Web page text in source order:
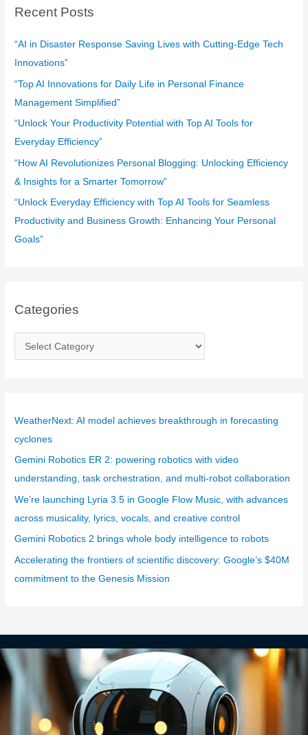
c
f
o
r
:
Recent Posts
“AI in Disaster Response Saving Lives with Cutting-Edge Tech
Innovations”
“Top AI Innovations for Daily Life in Personal Finance
Management Simplified”
“Unlock Your Productivity Potential with Top AI Tools for
Everyday Efficiency”
“How AI Revolutionizes Personal Blogging: Unlocking Efficiency
& Insights for a Smarter Tomorrow”
“Unlock Everyday Efficiency with Top AI Tools for Seamless
Productivity and Business Growth: Enhancing Your Personal
Goals”
Categories
a
g
WeatherNext: AI model achieves breakthrough in forecasting
cyclones
Gemini Robotics ER 2: powering robotics with video
understanding, task orchestration, and multi-robot collaboration
We’re launching Lyria 3.5 in Google Flow Music, with advances
across musicality, lyrics, vocals, and creative control
Gemini Robotics 2 brings whole body intelligence to robots
Accelerating the frontiers of scientific discovery: Google’s $40M
commitment to the Genesis Mission